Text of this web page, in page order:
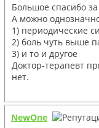
Большое спасибо
А можно
1) периодические
2) боль чуть выше
3) и то и другое
Доктор-терапевт
нет.
NewOne